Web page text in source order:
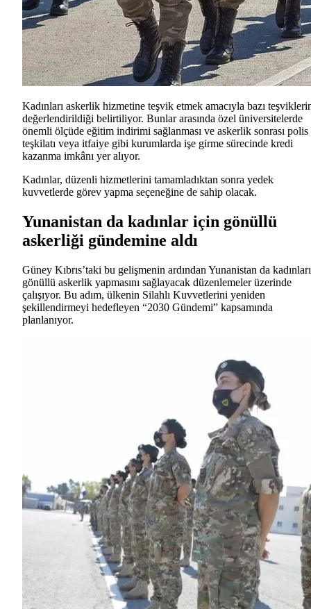
Kadınları askerlik hizmetine teşvik etmek amacıyla bazı
değerlendirildiği belirtiliyor. Bunlar arasında özel üniversitelerde
önemli ölçüde eğitim indirimi sağlanması ve askerlik sonrası polis
teşkilatı veya itfaiye gibi kurumlarda işe girme sürecinde kredi
kazanma imkânı yer alıyor.
Kadınlar, düzenli hizmetlerini tamamladıktan sonra yedek
kuvvetlerde görev yapma seçeneğine de sahip olacak.
Yunanistan da kadınlar için gönüllü
askerliği gündemine aldı
Güney Kıbrıs’taki bu gelişmenin ardından Yunanistan da
gönüllü askerlik yapmasını sağlayacak düzenlemeler üzerinde
çalışıyor. Bu adım, ülkenin Silahlı Kuvvetlerini yeniden
şekillendirmeyi hedefleyen “2030 Gündemi” kapsamında
planlanıyor.